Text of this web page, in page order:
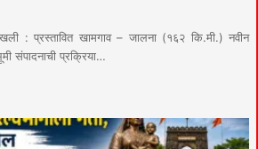
: प्रस्तावित खामगाव – जालना (१६२ कि.मी.) नवीन
संपादनाची प्रक्रिया…